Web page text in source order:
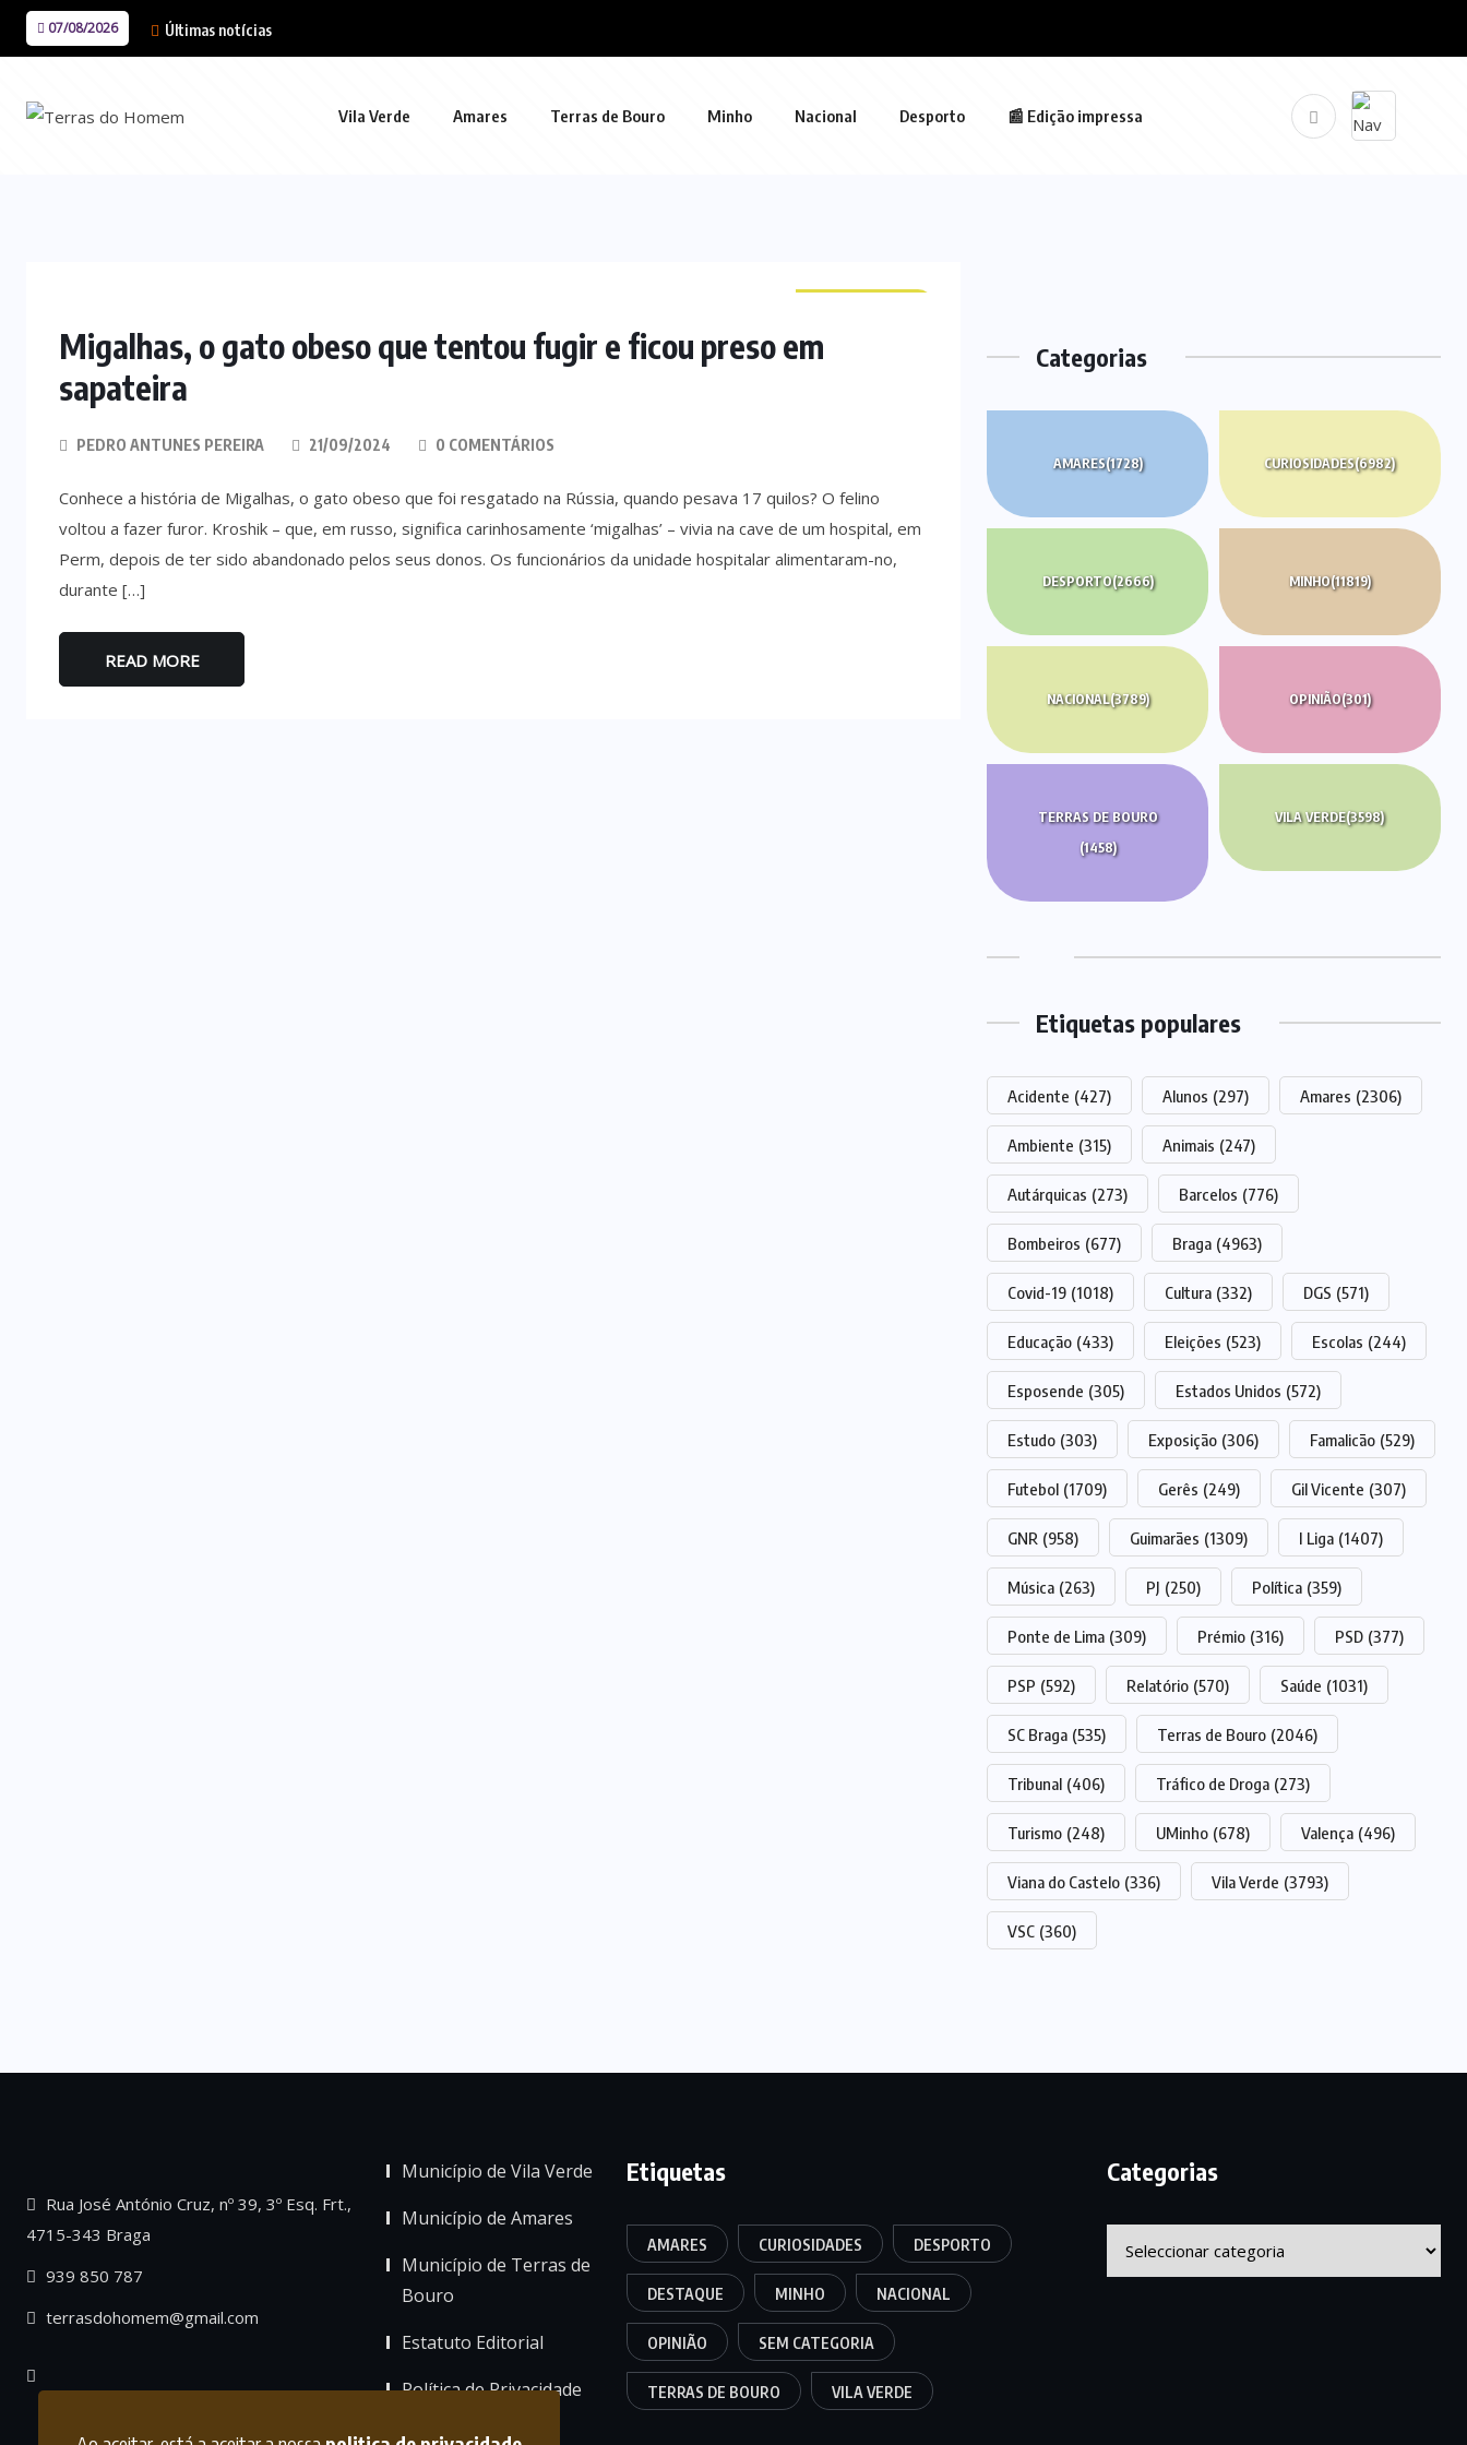
07/08/2026 Últimas notícias
Vila Verde Amares Terras de Bouro Minho Nacional Desporto 📰 Edição impressa
Migalhas, o gato obeso que tentou fugir e ficou preso em
sapateira
PEDRO ANTUNES PEREIRA 21/09/2024 0 COMENTÁRIOS
Conhece a história de Migalhas, o gato obeso que foi resgatado na Rússia, quando pesava 17 quilos? O felino
voltou a fazer furor. Kroshik – que, em russo, significa carinhosamente ‘migalhas’ – vivia na cave de um hospital, em
Perm, depois de ter sido abandonado pelos seus donos. Os funcionários da unidade hospitalar alimentaram-no,
durante […]
READ MORE
Categorias
AMARES(1728) CURIOSIDADES(6982)
DESPORTO(2666) MINHO(11819)
NACIONAL(3789) OPINIÃO(301)
TERRAS DE BOURO
(1458)
VILA VERDE(3598)
Etiquetas populares
Acidente (427) Alunos (297) Amares (2306)
Ambiente (315) Animais (247)
Autárquicas (273) Barcelos (776)
Bombeiros (677) Braga (4963)
Covid-19 (1018) Cultura (332) DGS (571)
Educação (433) Eleições (523) Escolas (244)
Esposende (305) Estados Unidos (572)
Estudo (303) Exposição (306) Famalicão (529)
Futebol (1709) Gerês (249) Gil Vicente (307)
GNR (958) Guimarães (1309) I Liga (1407)
Música (263) PJ (250) Política (359)
Ponte de Lima (309) Prémio (316) PSD (377)
PSP (592) Relatório (570) Saúde (1031)
SC Braga (535) Terras de Bouro (2046)
Tribunal (406) Tráfico de Droga (273)
Turismo (248) UMinho (678) Valença (496)
Viana do Castelo (336) Vila Verde (3793)
VSC (360)
Rua José António Cruz, nº 39, 3º Esq. Frt.,
4715-343 Braga
939 850 787
terrasdohomem@gmail.com
Município de Vila Verde
Município de Amares
Município de Terras de
Bouro
Estatuto Editorial
Política de Privacidade
Etiquetas
AMARES CURIOSIDADES DESPORTO
DESTAQUE MINHO NACIONAL
OPINIÃO SEM CATEGORIA
TERRAS DE BOURO VILA VERDE
Categorias